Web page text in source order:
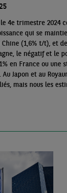
4e trimestre 2024
qui se
(1,6% t/t), et
le négatif et le
en France ou une
Au Japon et au
mais nous les